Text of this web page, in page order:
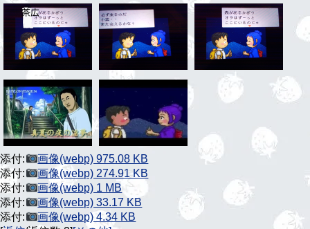
添付:
画像(webp) 975.08 KB
添付:
画像(webp) 274.91 KB
添付:
画像(webp) 1 MB
添付:
画像(webp) 33.17 KB
添付:
画像(webp) 4.34 KB